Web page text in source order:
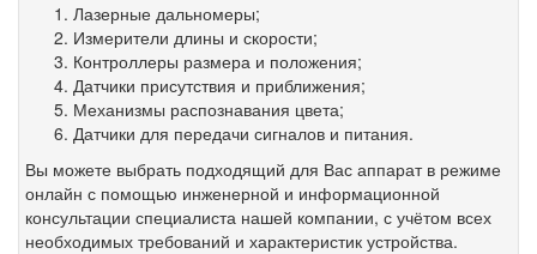
Лазерные дальномеры;
Измерители длины и скорости;
Контроллеры размера и положения;
Датчики присутствия и приближения;
Механизмы распознавания цвета;
Датчики для передачи сигналов и питания.
Вы можете выбрать подходящий для Вас аппарат в режиме
онлайн с помощью инженерной и информационной
консультации специалиста нашей компании, с учётом всех
необходимых требований и характеристик устройства.